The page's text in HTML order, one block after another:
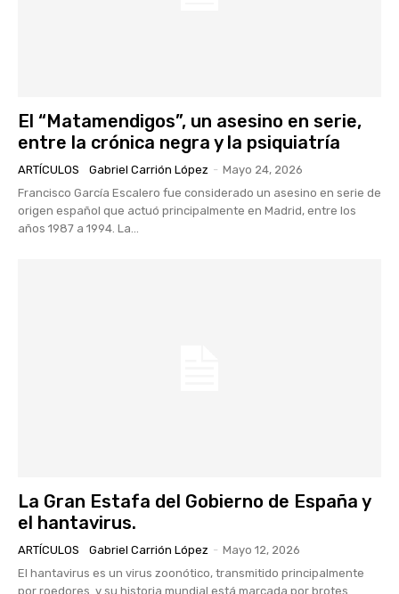
El “Matamendigos”, un asesino en serie,
entre la crónica negra y la psiquiatría
ARTÍCULOS Gabriel Carrión López - Mayo 24, 2026
Francisco García Escalero fue considerado un asesino en serie de
origen español que actuó principalmente en Madrid, entre los
años 1987 a 1994. La...
La Gran Estafa del Gobierno de España y
el hantavirus.
ARTÍCULOS Gabriel Carrión López - Mayo 12, 2026
El hantavirus es un virus zoonótico, transmitido principalmente
por roedores. y su historia mundial está marcada por brotes